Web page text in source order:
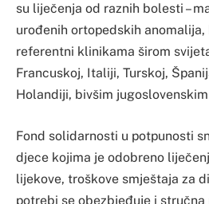
su liječenja od raznih bolesti –
urođenih ortopedskih
referentni klinikama širom
Francuskoj, Italiji, Turskoj,
Holandiji, bivšim
Fond solidarnosti u potpunosti
djece kojima je odobreno
lijekove, troškove smještaja za
potrebi se obezbjeđuje i stručna